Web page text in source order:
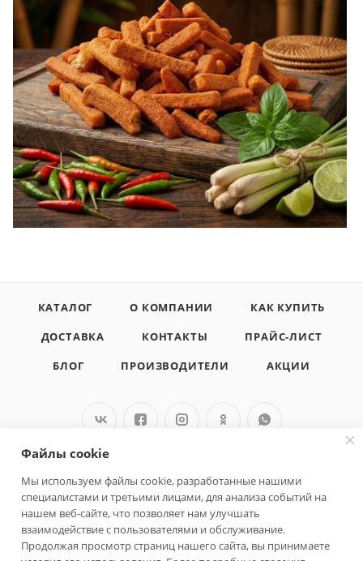
КАТАЛОГ О КОМПАНИИ
КАК КУПИТЬ
ДОСТАВКА
КОНТАКТЫ
ПРАЙС-ЛИСТ
БЛОГ
ПРОИЗВОДИТЕЛИ АКЦИИ
org@fishmany.ru
г. Москва, ул. Булатниковская д. 14
офис 305
Файлы cookie
Мы используем файлы cookie, разработанные нашими
специалистами и третьими лицами, для анализа событий на
нашем веб-сайте, что позволяет нам улучшать
взаимодействие с пользователями и обслуживание.
Продолжая просмотр страниц нашего сайта, вы принимаете